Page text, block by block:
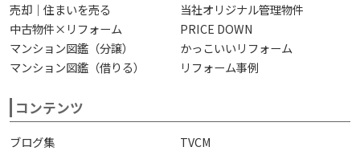
売却｜住まいを売る
当社オリジナル管理物件
中古物件×リフォーム
PRICE DOWN
マンション図鑑（分譲）
かっこいいリフォーム
マンション図鑑（借りる）
リフォーム事例
コンテンツ
ブログ集
TVCM